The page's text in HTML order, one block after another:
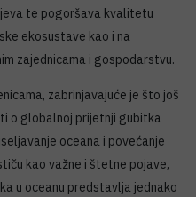
te pogoršava kvalitetu
ekosustave kao i na
zajednicama i gospodarstvu.
zabrinjavajuće je što još
o globalnoj prijetnji gubitka
oceana i povećanje
kao važne i štetne pojave,
u oceanu predstavlja jednako